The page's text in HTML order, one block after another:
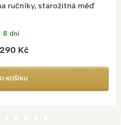
ručníky, starožitná měď
8 dní
Kč
KOŠÍKU